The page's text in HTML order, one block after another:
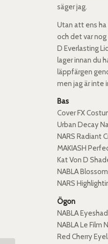
säger jag.
Utan att ens
och det var
D Everlasting
lager innan du
läppfärgen
men jag är inte
Bas
Cover FX
Urban Decay
NARS Radiant
MAKIASH
Kat Von D
NABLA
NARS
Ögon
NABLA
NABLA Le Film
Red Cherry